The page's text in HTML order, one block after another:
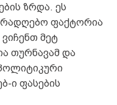
ზრდა. ეს
ფაქტორია
მეტ
თურნავამ და
ი ფასების